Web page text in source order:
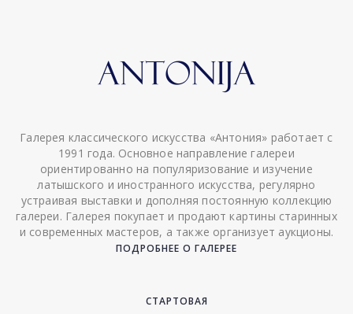
Галерея классического искусства «Антония» работает с
1991 года. Основное направление галереи
ориентированно на популяризование и изучение
латышского и иностранного искусства, регулярно
устраивая выставки и дополняя постоянную коллекцию
галереи. Галерея покупает и продают картины старинных
и современных мастеров, а также организует аукционы.
ПОДРОБНЕЕ О ГАЛЕРЕЕ
СТАРТОВАЯ